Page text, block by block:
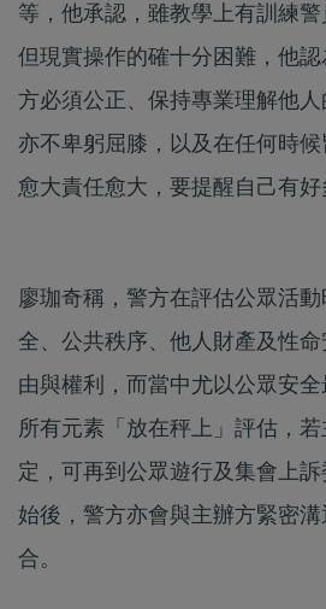
等，他承認，雖教學上有訓練警
但現實操作的確十分困難，他
方必須公正、保持專業理解他
亦不卑躬屈膝，以及在任何時
愈大責任愈大，要提醒自己有好
廖珈奇稱，警方在評估公眾活
全、公共秩序、他人財產及性
由與權利，而當中尤以公眾安
所有元素「放在秤上」評估，
定，可再到公眾遊行及集會上
始後，警方亦會與主辦方緊密
合。